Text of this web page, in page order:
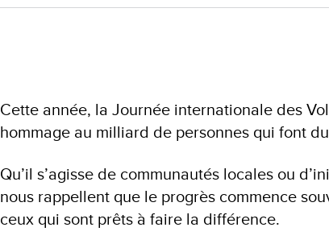
Cette année, la Journée internationale des
hommage au milliard de personnes qui font
Qu’il s’agisse de communautés locales ou
nous rappellent que le progrès commence
ceux qui sont prêts à faire la différence.